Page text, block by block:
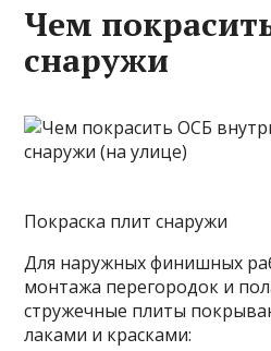
Чем
снаружи
Покраска плит снаружи
Для наружных финишных
монтажа перегородок и
стружечные плиты
лаками и красками: